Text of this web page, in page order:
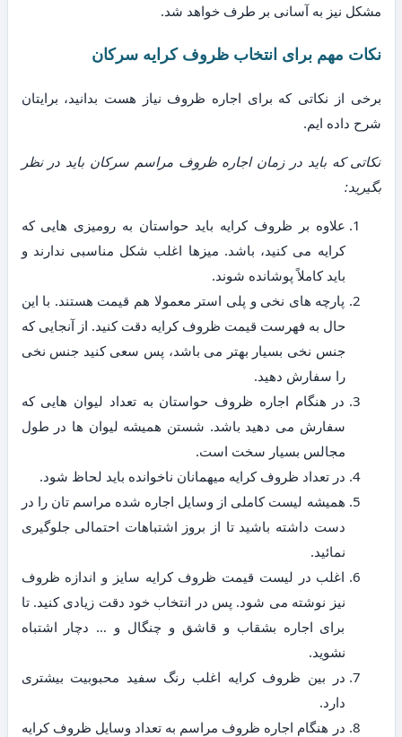
مشکل نیز به آسانی بر طرف خواهد شد.
نکات مهم برای انتخاب ظروف کرایه سرکان
برخی از نکاتی که برای اجاره ظروف نیاز هست بدانید، برایتان
شرح داده ایم.
نکاتی که باید در زمان اجاره ظروف مراسم سرکان باید در نظر
بگیرید:
علاوه بر ظروف کرایه باید حواستان به رومیزی هایی که
کرایه می کنید، باشد. میزها اغلب شکل مناسبی ندارند و
باید کاملاً پوشانده شوند.
پارچه های نخی و پلی استر معمولا هم قیمت هستند. با این
حال به فهرست قیمت ظروف کرایه دقت کنید. از آنجایی که
جنس نخی بسیار بهتر می باشد، پس سعی کنید جنس نخی
را سفارش دهید.
در هنگام اجاره ظروف حواستان به تعداد لیوان هایی که
سفارش می دهید باشد. شستن همیشه لیوان ها در طول
مجالس بسیار سخت است.
در تعداد ظروف کرایه میهمانان ناخوانده باید لحاظ شود.
همیشه لیست کاملی از وسایل اجاره شده مراسم تان را در
دست داشته باشید تا از بروز اشتباهات احتمالی جلوگیری
نمائید.
اغلب در لیست قیمت ظروف کرایه سایز و اندازه ظروف
نیز نوشته می شود. پس در انتخاب خود دقت زیادی کنید. تا
برای اجاره بشقاب و قاشق و چنگال و … دچار اشتباه
نشوید.
در بین ظروف کرایه اغلب رنگ سفید محبوبیت بیشتری
دارد.
در هنگام اجاره ظروف مراسم به تعداد وسایل ظروف کرایه